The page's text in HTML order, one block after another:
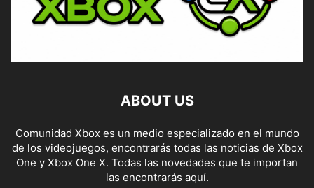
ABOUT US
Comunidad Xbox es un medio especializado en el mundo
de los videojuegos, encontrarás todas las noticias de Xbox
One y Xbox One X. Todas las novedades que te importan
las encontrarás aquí.